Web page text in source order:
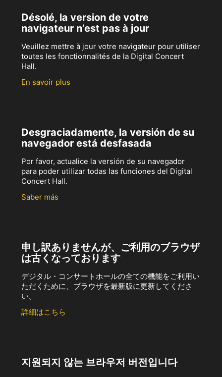
Désolé, la version de votre
navigateur n’est pas à jour
Veuillez mettre à jour votre navigateur pour utiliser
toutes les fonctionnalités de la Digital Concert
Hall.
En savoir plus
Desgraciadamente, la versión de su
navegador está desfasada
Por favor, actualice la versión de su navegador
para poder utilizar todas las funciones del Digital
Concert Hall.
Saber más
申し訳ありませんが、ご利用のブラウザ
は古くなっております
デジタル・コンサートホールの全ての機能をご利用い
ただくために、ブラウザを最新版に更新してくださ
い。
詳細はこちら
지원되지 않는 브라우저 버전입니다